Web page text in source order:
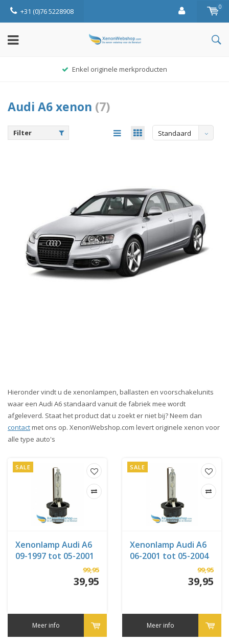
+31 (0)76 5228908 0
Enkel originele merkproducten
Audi A6 xenon (7)
Filter Standaard
Hieronder vindt u de xenonlampen, ballasten en voorschakelunits
waar een Audi A6 standaard vanuit de fabriek mee wordt
afgeleverd. Staat het product dat u zoekt er niet bij? Neem dan
contactmet ons op. XenonWebshop.com levert originele xenon voor
alle type auto's
SALE
Xenonlamp Audi A6
09-1997 tot 05-2001
99,95
39,95
Meer info
SALE
Xenonlamp Audi A6
06-2001 tot 05-2004
99,95
39,95
Meer info